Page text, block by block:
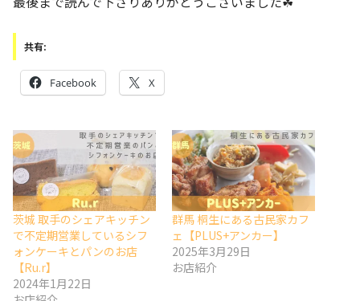
共有:
Facebook X
茨城 取手のシェアキッチン
で不定期営業しているシフ
ォンケーキとパンのお店
【Ru.r】
2024年1月22日
群馬 桐生にある古民家カフ
ェ【PLUS+アンカー】
2025年3月29日
お店紹介